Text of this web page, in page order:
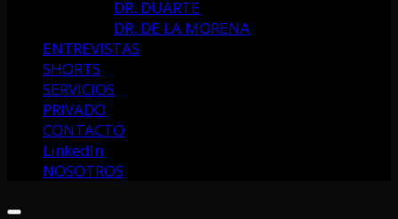
DR. DUARTE
DR. DE LA MORENA
ENTREVISTAS
SHORTS
SERVICIOS
PRIVADO
CONTACTO
LinkedIn
NOSOTROS